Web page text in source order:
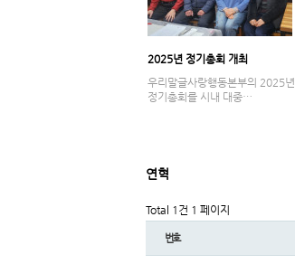
2025년 정기총회 개최
우리말글사랑행동본부의 2025년
정기총회를 시내 대중…
연혁
Total 1건 1 페이지
번호